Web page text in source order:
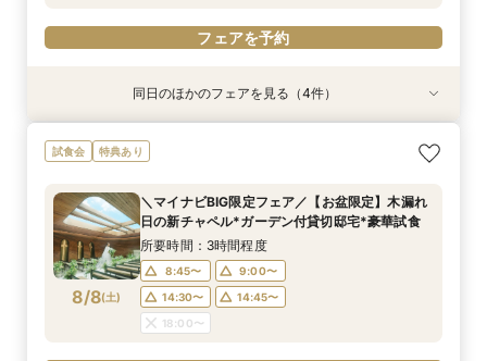
フェアを予約
特典あり
8/7(金)
≪大好評！ペットとの結婚式≫ペットも安心まる
ごと相談*特典付
10:00〜
12:00〜
14:00〜
15:00〜
フェアを予約
特典あり
8/7(金)
【ガーデン挙式希望の方】都心で叶う海外ウエ
ディング体感×試食
10:00〜
12:00〜
14:00〜
15:00〜
フェアを予約
特典あり
8/7(金)
【料理ランクUP特典付】シェフ渾身和牛コース
試食×料理演出体験
10:00〜
12:00〜
14:00〜
15:00〜
フェアを予約
特典あり
8/7(金)
初見学でも安心◎「即決なし」アップ額が少ない
新プラン×試食付
10:00〜
12:00〜
14:00〜
15:00〜
フェアを予約
同日のほかのフェアを見る（4件）
試食会 特典あり
8/8(土)
＼マイナビBIG限定フェア／【お盆限定】木漏れ
日の新チャペル*ガーデン付貸切邸宅*豪華試食
所要時間：3時間程度
8:45〜
9:00〜
14:30〜
14:45〜
18:00〜